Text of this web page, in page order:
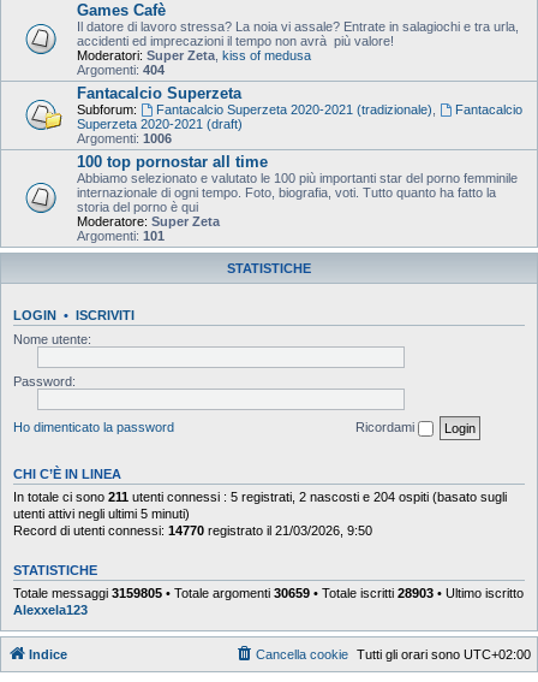
Games Cafè
Il datore di lavoro stressa? La noia vi assale? Entrate in salagiochi e tra urla,
accidenti ed imprecazioni il tempo non avrà più valore!
Moderatori: Super Zeta kiss of medusa
Argomenti: 404
Fantacalcio Superzeta
Subforum: Fantacalcio Superzeta 2020-2021 (tradizionale)
Fantacalcio
Superzeta 2020-2021 (draft)
Argomenti: 1006
100 top pornostar all time
Abbiamo selezionato e valutato le 100 più importanti star del porno femminile
internazionale di ogni tempo. Foto, biografia, voti. Tutto quanto ha fatto la
storia del porno è qui
Moderatore: Super Zeta
Argomenti: 101
STATISTICHE
LOGIN • ISCRIVITI
Nome utente:
Password:
Ho dimenticato la password Ricordami
CHI C’È IN LINEA
In totale ci sono 211 utenti connessi : 5 registrati, 2 nascosti e 204 ospiti (basato sugli
utenti attivi negli ultimi 5 minuti)
Record di utenti connessi: 14770 registrato il 21/03/2026, 9:50
STATISTICHE
Totale messaggi 3159805 • Totale argomenti 30659 • Totale iscritti 28903 • Ultimo iscritto
Alexxela123
Indice Tutti gli orari sono UTC+02:00
Cancella cookie